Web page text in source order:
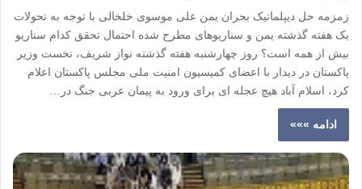
زمزمه حل دیپلماتیک بحران یمن على موسوى خلخالى با توجه به تحولات
یک هفته گذشته یمن و سناریوهای مطرح شده احتمال تحقق کدام سناریو
بیش از همه است؟ روز چهارشنبه هفته گذشته نواز شریف، نخست وزیر
پاکستان در دیدار با اعضای کمیسیون امنیت ملی مجلس پاکستان اعلام
کرد، اسلام آباد هیچ عجله ای برای ورود به پیمان عربی جنگ در…
ادامه »»»